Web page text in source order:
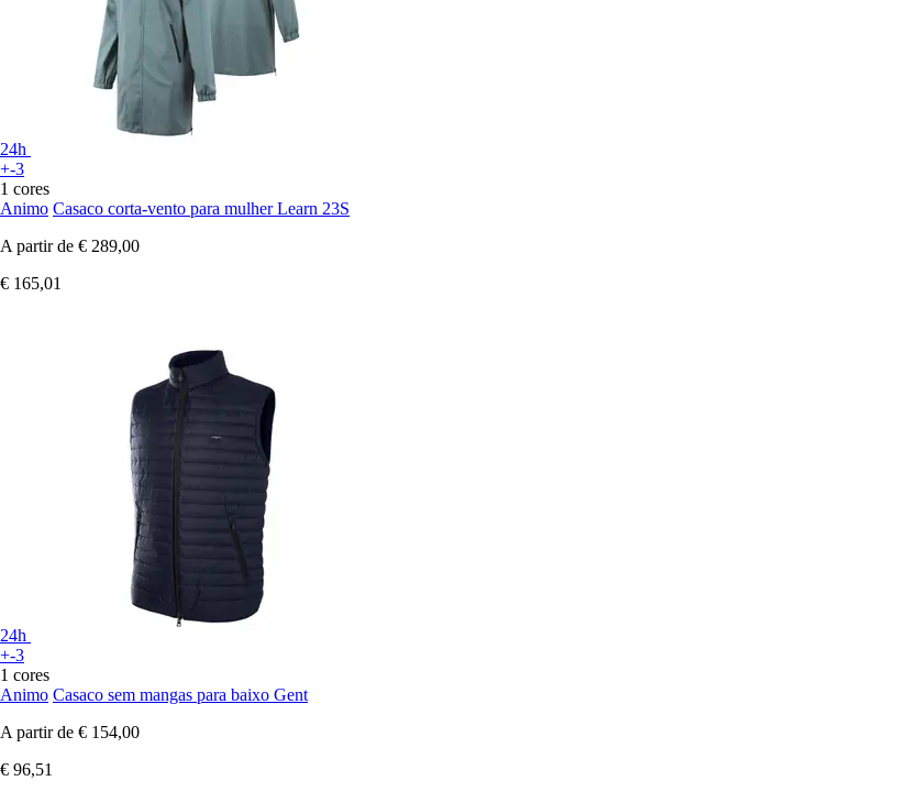
24h
+-3
1 cores
Animo Casaco corta-vento para mulher Learn 23S
A partir de € 289,00
€ 165,01
24h
+-3
1 cores
Animo Casaco sem mangas para baixo Gent
A partir de € 154,00
€ 96,51